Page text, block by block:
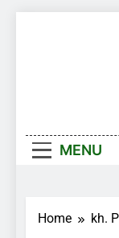
MENU
Home kh.